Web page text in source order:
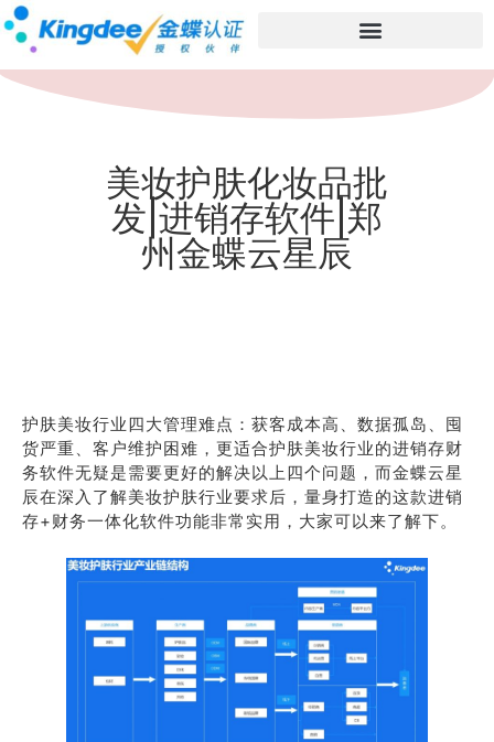
美妆护肤化妆品批
发|进销存软件|郑
州金蝶云星辰
护肤美妆行业四大管理难点：获客成本高、数据孤岛、囤
货严重、客户维护困难，更适合护肤美妆行业的进销存财
务软件无疑是需要更好的解决以上四个问题，而金蝶云星
辰在深入了解美妆护肤行业要求后，量身打造的这款进销
存+财务一体化软件功能非常实用，大家可以来了解下。